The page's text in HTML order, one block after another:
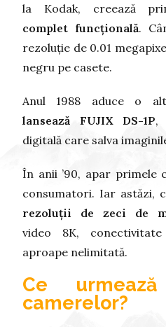
la Kodak, creează
complet funcțională.
rezoluție de 0.01
negru pe casete.
Anul 1988 aduce o
lansează FUJIX DS-1P,
digitală care salva
În anii ’90, apar primele
consumatori. Iar astăzi,
rezoluții de zeci de
video 8K,
aproape nelimitată.
Ce
camerelor?